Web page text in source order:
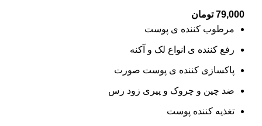
79,000 تومان
مرطوب کننده ی پوست
رفع کننده ی انواع لک و آکنه
پاکسازی کننده ی پوست صورت
ضد چین و چروک و پیری زود رس
تغذیه کننده پوست